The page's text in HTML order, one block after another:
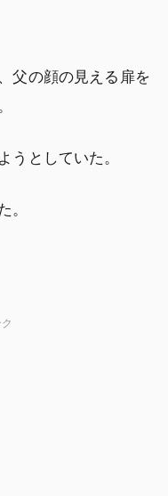
父の顔の見える扉を
うとしていた。
。